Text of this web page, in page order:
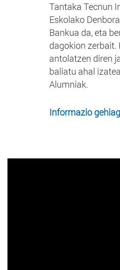
Tantaka Tecnun
Eskolako
Bankua da, eta
dagokion zerbait.
antolatzen diren
baliatu ahal
Alumniak.
Informazio